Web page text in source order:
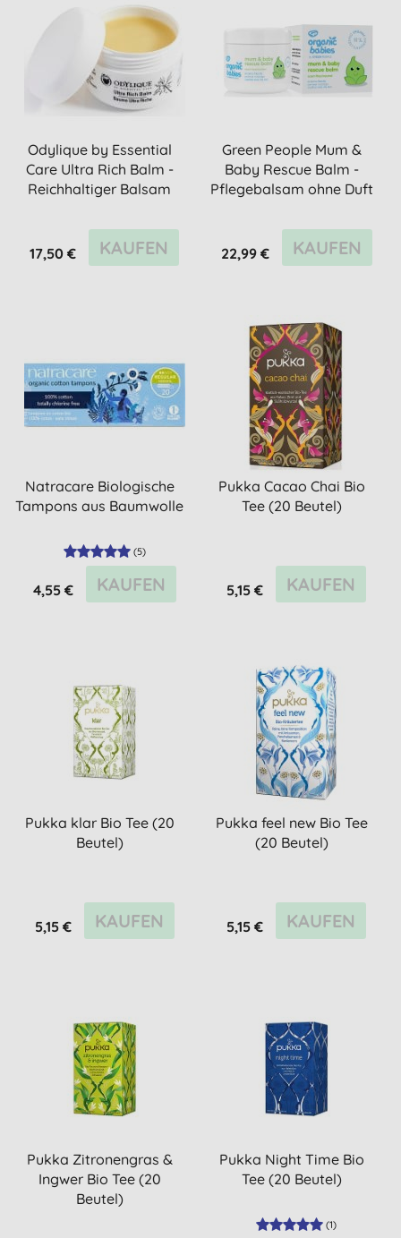
Odylique by Essential
Care Ultra Rich Balm -
Reichhaltiger Balsam
17,50 € KAUFEN
Green People Mum &
Baby Rescue Balm -
Pflegebalsam ohne Duft
22,99 € KAUFEN
Natracare Biologische
Tampons aus Baumwolle
(5)
4,55 € KAUFEN
Pukka Cacao Chai Bio
Tee (20 Beutel)
5,15 € KAUFEN
Pukka klar Bio Tee (20
Beutel)
5,15 € KAUFEN
Pukka feel new Bio Tee
(20 Beutel)
5,15 € KAUFEN
Pukka Zitronengras &
Ingwer Bio Tee (20
Beutel)
Pukka Night Time Bio
Tee (20 Beutel)
(1)